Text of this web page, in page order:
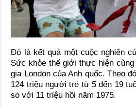
Đó là kết quả một cuộc nghiên
Sức khỏe thế giới thực hiện
gia London của Anh quốc. Theo
124 triệu người trẻ từ 5 đến 19
so với 11 triệu hồi năm 1975.